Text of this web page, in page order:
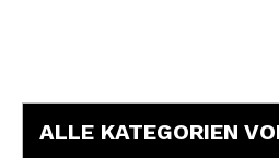
ALLE KATEGORIEN